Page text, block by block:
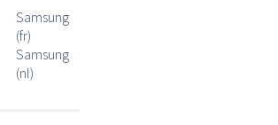
Samsung
(fr)
Samsung
(nl)